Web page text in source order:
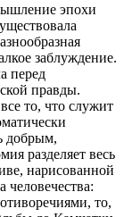
эпохи
заблуждение.
перед
правды.
то, что служит
добрым,
разделяет весь
нарисованной
человечества:
то,